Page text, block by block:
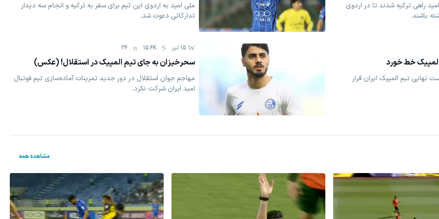
راهی ترکیه شدند تا در اردوی
باشند.
ملی امید به اردوی این تیم برای سفر به ترکیه و انجام سه دیدار
تدارکاتی دعوت شد.
خط خورد
نهایی تیم المپیک ایران قرار
15 تیر 15.6K
24
سحرخیزان به جای تیم المپیک در استقلال! (عکس)
مهاجم جوان استقلال در دور جدید تمرینات آماده‌سازی تیم فوتبال
امید ایران شرکت نکرد.
مشاهده همه